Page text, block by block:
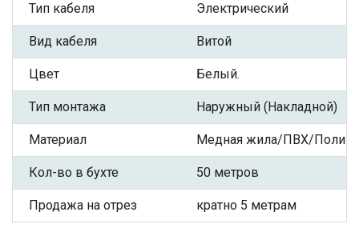
Тип кабеля Электрический
Вид кабеля Витой
Цвет Белый.
Тип монтажа Наружный (Накладной)
Материал Медная жила/ПВХ/
Кол-во в бухте 50 метров
Продажа на отрез кратно 5 метрам